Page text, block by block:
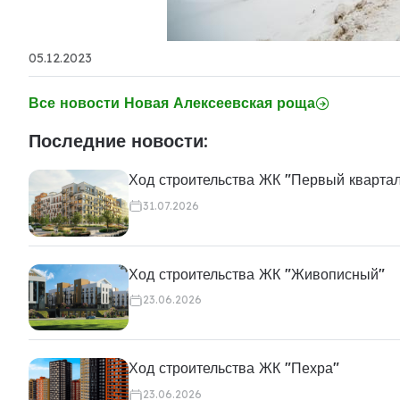
05.12.2023
Все новости Новая Алексеевская роща
Последние новости:
Ход строительства ЖК "Первый
31.07.2026
Ход строительства ЖК "Живописный"
23.06.2026
Ход строительства ЖК "Пехра"
23.06.2026